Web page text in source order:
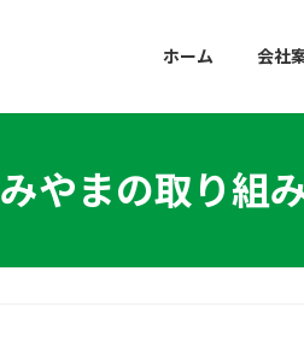
ホーム 会社
みやまの取り組